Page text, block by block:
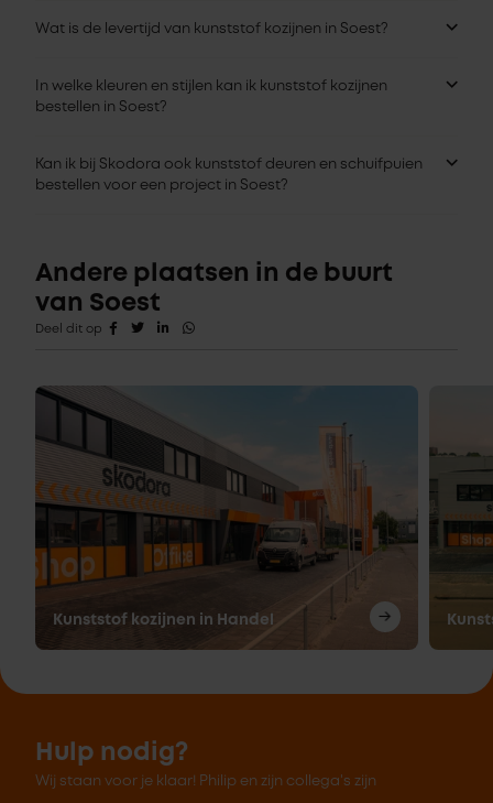
Wat is de levertijd van kunststof kozijnen in Soest?
In welke kleuren en stijlen kan ik kunststof kozijnen
bestellen in Soest?
Kan ik bij Skodora ook kunststof deuren en schuifpuien
bestellen voor een project in Soest?
Andere plaatsen in de buurt
van Soest
Deel dit op
Kunststof kozijnen in Handel
Hulp nodig?
Wij staan voor je klaar! Philip en zijn collega's zijn